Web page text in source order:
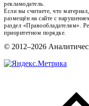
рекламодатель.
Если вы считаете, что
размещён на сайте с
раздел «Правообладателям».
приоритетном порядке.
© 2012–2026